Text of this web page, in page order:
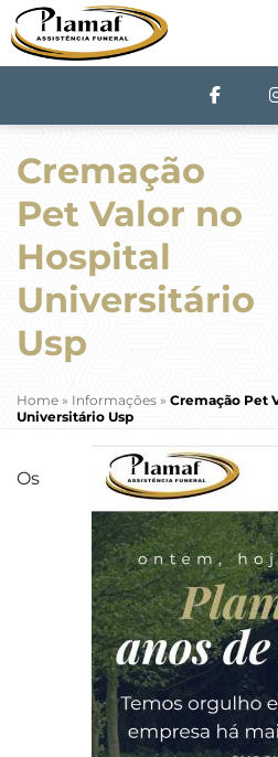
Cremação
Pet Valor no
Hospital
Universitário
Usp
Home » Informações » Cremação Pet
Universitário Usp
Os